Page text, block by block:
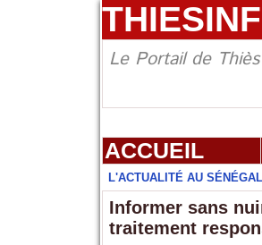
Le Portail de
ACCUEIL
L'ACTUALITÉ AU SÉNÉGAL
Informer sans
traitement